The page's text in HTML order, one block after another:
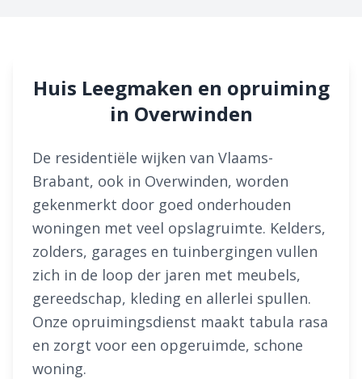
Huis Leegmaken en opruiming
in Overwinden
De residentiële wijken van Vlaams-
Brabant, ook in Overwinden, worden
gekenmerkt door goed onderhouden
woningen met veel opslagruimte. Kelders,
zolders, garages en tuinbergingen vullen
zich in de loop der jaren met meubels,
gereedschap, kleding en allerlei spullen.
Onze opruimingsdienst maakt tabula rasa
en zorgt voor een opgeruimde, schone
woning.